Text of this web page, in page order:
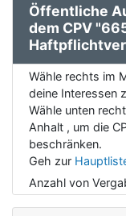
Öffentliche
dem CPV
Wähle rechts im
deine Interessen
Wähle unten
Anhalt , um die
beschränken.
Geh zur
Anzahl von